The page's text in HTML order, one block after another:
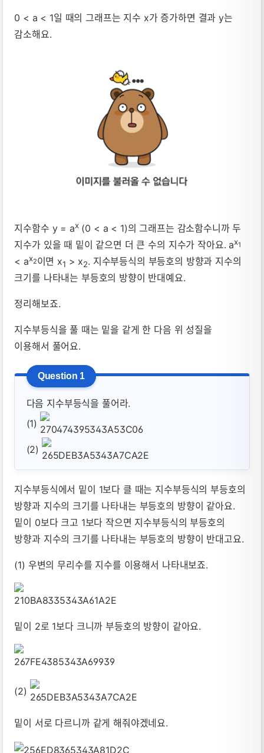
0 < a < 1일 때의 그래프는 지수 x가 증가하면 결과 y는
감소해요.
지수함수 y = ax(0 < a < 1)의 그래프는 감소함수니까 두
지수가 있을 때 밑이 같으면 더 큰 수의 지수가 작아요. ax1
< ax2이면 x1 > x2. 지수부등식의 부등호의 방향과 지수의
크기를 나타내는 부등호의 방향이 반대예요.
정리해보죠.
지수부등식을 풀 때는 밑을 같게 한 다음 위 성질을
이용해서 풀어요.
다음 지수부등식을 풀어라.
(1)
(2)
지수부등식에서 밑이 1보다 클 때는 지수부등식의 부등호의
방향과 지수의 크기를 나타내는 부등호의 방향이 같아요.
밑이 0보다 크고 1보다 작으면 지수부등식의 부등호의
방향과 지수의 크기를 나타내는 부등호의 방향이 반대고요.
(1) 우변의 무리수를 지수를 이용해서 나타내보죠.
밑이 2로 1보다 크니까 부등호의 방향이 같아요.
(2)
밑이 서로 다르니까 같게 해줘야겠네요.